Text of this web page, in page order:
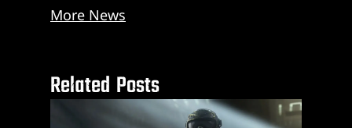
More News
Related Posts